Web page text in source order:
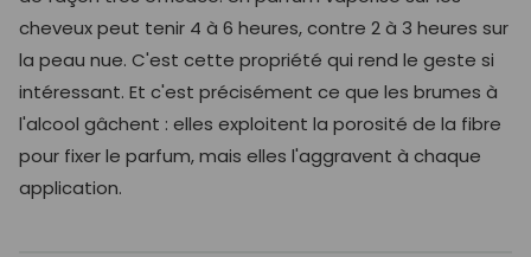
cheveux peut tenir 4 à 6 heures, contre 2 à 3 heures sur
la peau nue. C'est cette propriété qui rend le geste si
intéressant. Et c'est précisément ce que les brumes à
l'alcool gâchent : elles exploitent la porosité de la fibre
pour fixer le parfum, mais elles l'aggravent à chaque
application.